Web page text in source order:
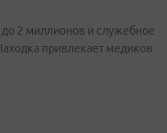
2 миллионов и служебное
привлекает медиков